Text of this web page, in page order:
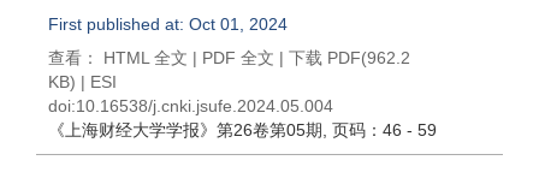
First published at: Oct 01, 2024
查看： HTML 全文 | PDF 全文 | 下载 PDF(962.2
KB) | ESI
doi:10.16538/j.cnki.jsufe.2024.05.004
《上海财经大学学报》 第26卷第05期 , 页码：46 - 59